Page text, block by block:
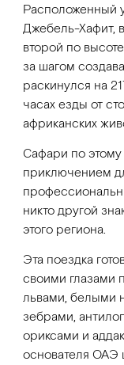
Расположенный
Джебель-Хафит,
второй по
за шагом
раскинулся на
часах езды от
африканских
Сафари по
приключением
никто другой
этого региона.
Эта поездка
своими глазами
львами, белыми
зебрами,
ориксами и
основателя ОАЭ